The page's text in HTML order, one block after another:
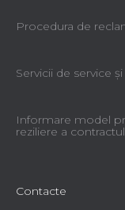
Procedura de
Servicii de service
Informare model
reziliere a
Contacte